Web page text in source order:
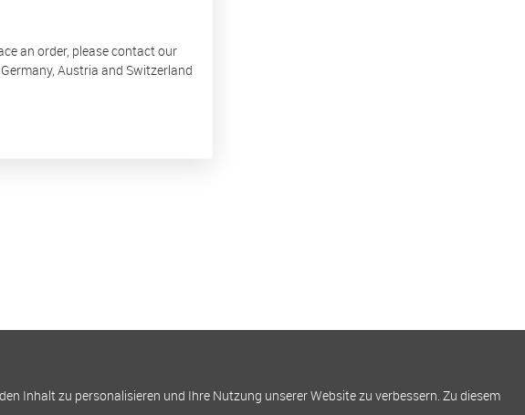
an order, please contact our
Austria and Switzerland
Inhalt zu personalisieren und Ihre Nutzung unserer Website zu verbessern. Zu diesem